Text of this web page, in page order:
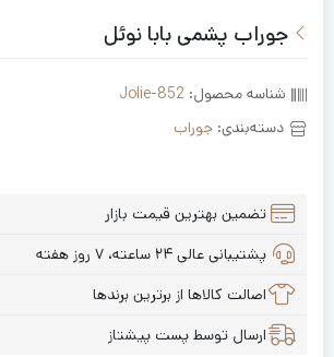
جوراب پشمی بابا نوئل
شناسه محصول: Jolie-852
دسته‌بندی: جوراب
تضمین بهترین قیمت بازار
پشتیبانی عالی ۲۴ ساعته، ۷ روز هفته
اصالت کالاها از برترین برندها
ارسال توسط پست پیشتاز